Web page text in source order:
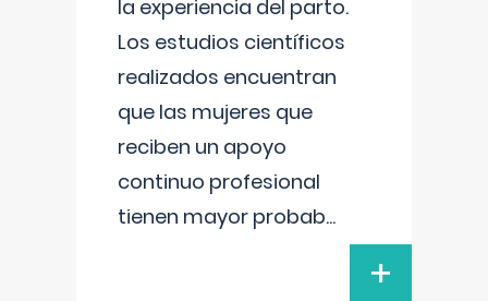
la experiencia del parto.
Los estudios científicos
realizados encuentran
que las mujeres que
reciben un apoyo
continuo profesional
tienen mayor probab...
+